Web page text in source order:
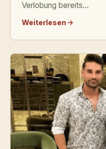
Verlobung bereits...
Weiterlesen